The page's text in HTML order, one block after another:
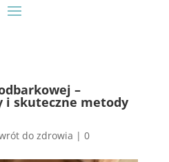
–
i skuteczne metody
do zdrowia | 0